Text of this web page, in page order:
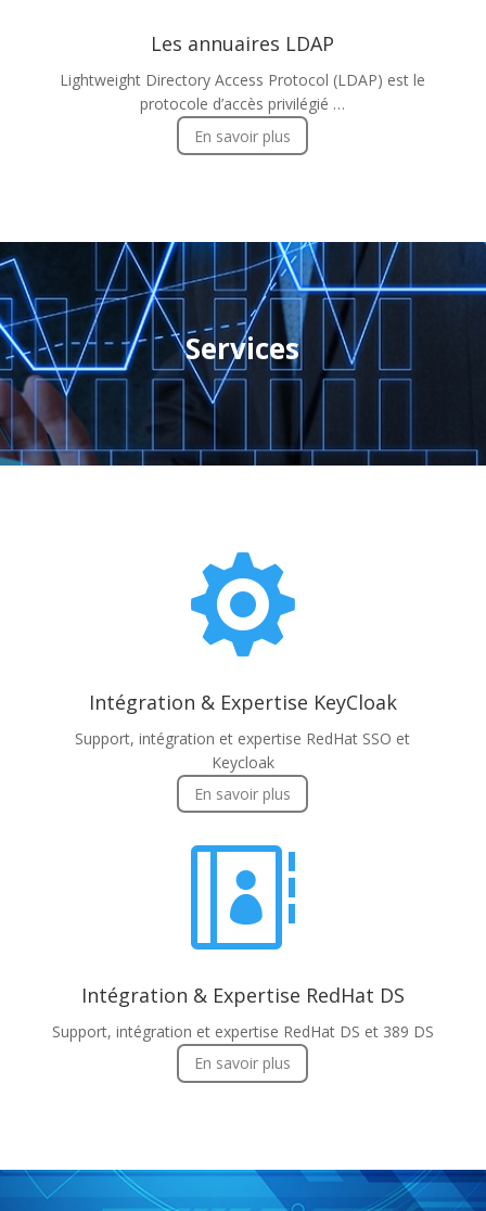
Les annuaires LDAP
Lightweight Directory Access Protocol (LDAP) est le
protocole d’accès privilégié …
En savoir plus
Services

Intégration & Expertise KeyCloak
Support, intégration et expertise RedHat SSO et
Keycloak
En savoir plus

Intégration & Expertise RedHat DS
Support, intégration et expertise RedHat DS et 389 DS
En savoir plus